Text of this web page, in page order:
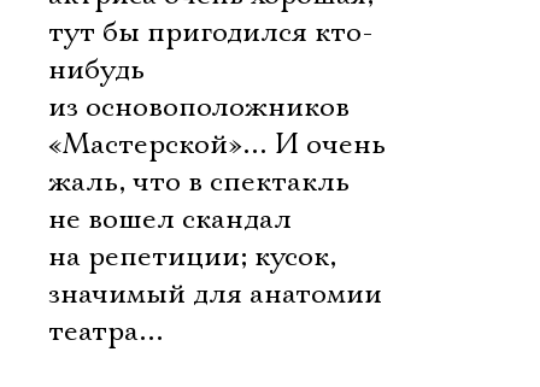
тут бы пригодился кто-
нибудь
из основоположников
«Мастерской»… И очень
жаль, что в спектакль
не вошел скандал
на репетиции; кусок,
значимый для анатомии
театра…